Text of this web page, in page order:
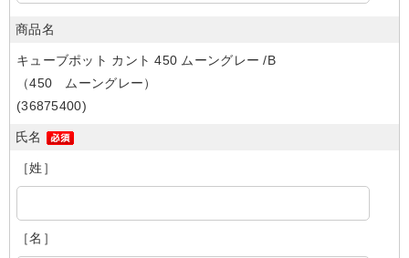
商品名
キューブポット カント 450 ムーングレー /B
（450 ムーングレー）
(36875400)
氏名
［姓］
［名］